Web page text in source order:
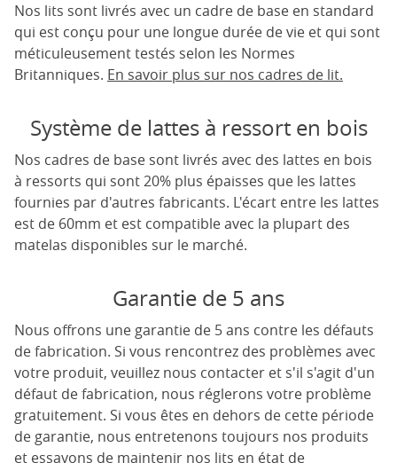
Nos lits sont livrés avec un cadre de base en standard
qui est conçu pour une longue durée de vie et qui sont
méticuleusement testés selon les Normes
Britanniques. En savoir plus sur nos cadres de lit.
Système de lattes à ressort en bois
Nos cadres de base sont livrés avec des lattes en bois
à ressorts qui sont 20% plus épaisses que les lattes
fournies par d'autres fabricants. L'écart entre les lattes
est de 60mm et est compatible avec la plupart des
matelas disponibles sur le marché.
Garantie de 5 ans
Nous offrons une garantie de 5 ans contre les défauts
de fabrication. Si vous rencontrez des problèmes avec
votre produit, veuillez nous contacter et s'il s'agit d'un
défaut de fabrication, nous réglerons votre problème
gratuitement. Si vous êtes en dehors de cette période
de garantie, nous entretenons toujours nos produits
et essayons de maintenir nos lits en état de